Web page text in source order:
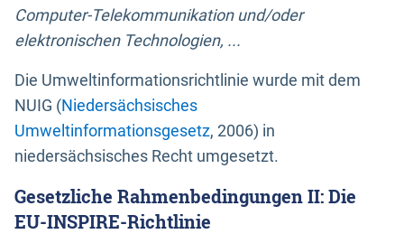
Computer-Telekommunikation und/oder
elektronischen Technologien, ...
Die Umweltinformationsrichtlinie wurde mit dem
NUIG (Niedersächsisches
Umweltinformationsgesetz, 2006) in
niedersächsisches Recht umgesetzt.
Gesetzliche Rahmenbedingungen II: Die
EU-INSPIRE-Richtlinie